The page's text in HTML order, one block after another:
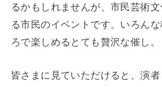
るかもしれませんが、市民芸術
る市民のイベントです。いろん
ろで楽しめるとても贅沢な催し。
皆さまに見ていただけると、演者